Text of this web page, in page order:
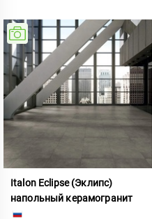
Italon Eclipse (Эклипс)
напольный керамогранит